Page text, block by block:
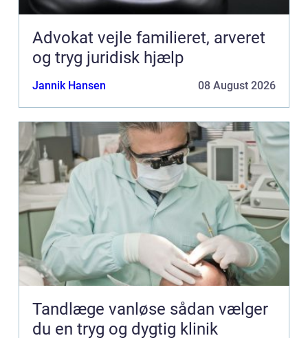
Advokat vejle familieret, arveret
og tryg juridisk hjælp
Jannik Hansen 08 August 2026
Tandlæge vanløse sådan vælger
du en tryg og dygtig klinik